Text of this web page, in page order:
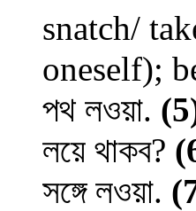
snatch/
oneself);
পথ লওয়া.
লয়ে থাকব?
সঙ্গে লওয়া.